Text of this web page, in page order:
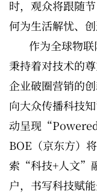
时，观众将跟随
何为生活解忧、创
作为全球物
秉持着对技术的
企业破圈营销的
向大众传播科技
动呈现
BOE（京东方）
索“科技+人文”
户，书写科技赋